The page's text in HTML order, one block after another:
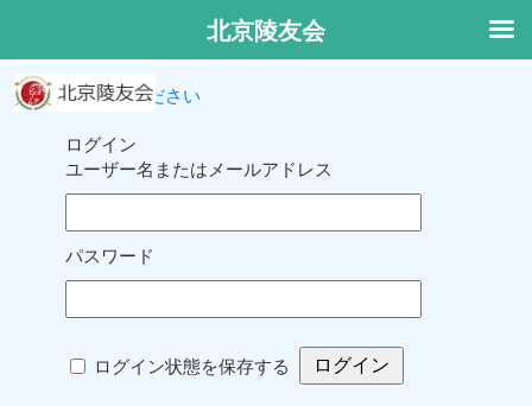
ログインしてください
ログイン
ユーザー名またはメールアドレス
パスワード
ログイン状態を保存する
北京陵友会